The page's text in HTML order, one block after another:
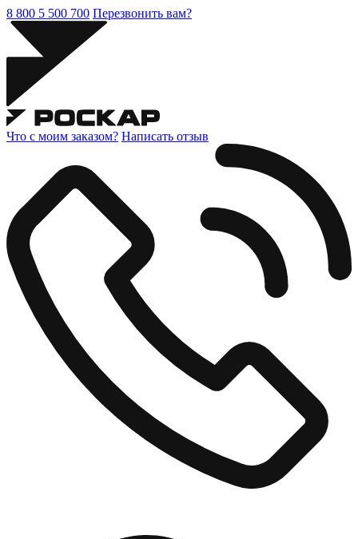
8 800 5 500 700 Перезвонить вам?
Что с моим заказом? Написать отзыв